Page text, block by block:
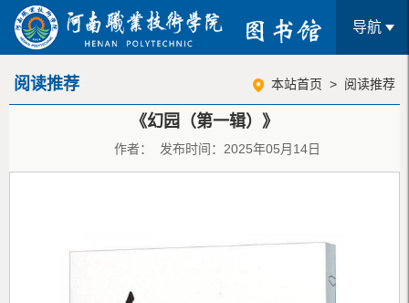
导航
阅读推荐 本站首页 > 阅读推荐
《幻园（第一辑）》
作者： 发布时间：2025年05月14日